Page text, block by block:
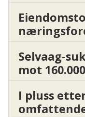
Selvaag-
mot
I pluss